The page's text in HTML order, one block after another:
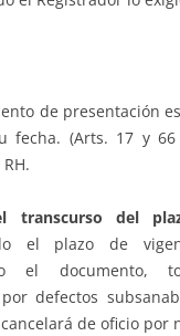
de presentación
fecha. (Arts. 17 y 66
transcurso del
el plazo de
el documento,
defectos
de oficio por